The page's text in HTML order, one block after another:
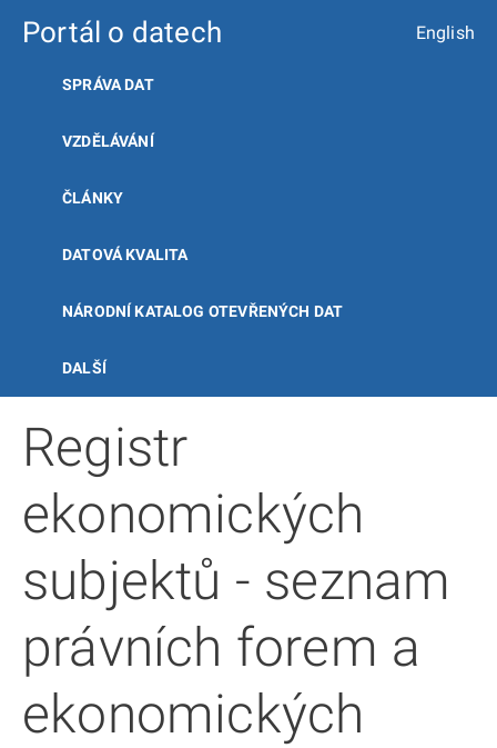
Portál o datech English
SPRÁVA DAT
VZDĚLÁVÁNÍ
ČLÁNKY
DATOVÁ KVALITA
NÁRODNÍ KATALOG OTEVŘENÝCH DAT
DALŠÍ
Registr
ekonomických
subjektů - seznam
právních forem a
ekonomických